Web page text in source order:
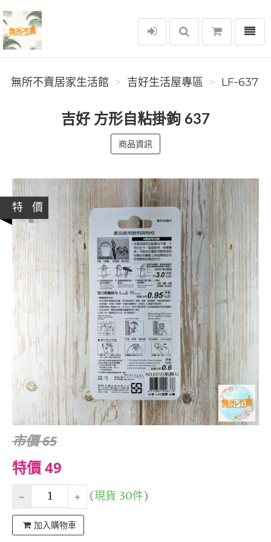
無所不賣居家生活館
選單
無所不賣居家生活館 吉好生活屋專區 LF-637
吉好 方形自粘掛鉤 637
商品資訊
特 價
市價 65
特價 49
(現貨 30件)
加入購物車